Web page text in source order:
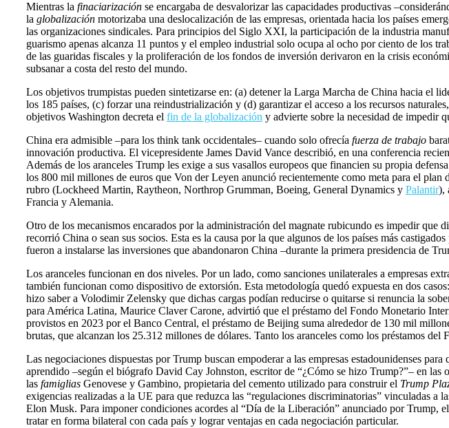
Mientras la finaciarización se encargaba de desvalorizar las capacidades productivas
la globalización motorizaba una deslocalización de las empresas, orientada hacia los países
las organizaciones sindicales. Para principios del Siglo XXI, la participación de la industria
guarismo apenas alcanza 11 puntos y el empleo industrial solo ocupa al ocho por ciento de los
de las guaridas fiscales y la proliferación de los fondos de inversión derivaron en la crisis
subsanar a costa del resto del mundo.
Los objetivos trumpistas pueden sintetizarse en: (a) detener la Larga Marcha de China hacia el
los 185 países, (c) forzar una reindustrialización y (d) garantizar el acceso a los recursos
objetivos Washington decreta el fin de la globalización y advierte sobre la necesidad de impedir
China era admisible –para los think tank occidentales– cuando solo ofrecía fuerza de trabajo
innovación productiva. El vicepresidente James David Vance describió, en una conferencia
Además de los aranceles Trump les exige a sus vasallos europeos que financien su propia
los 800 mil millones de euros que Von der Leyen anunció recientemente como meta para el plan
rubro (Lockheed Martin, Raytheon, Northrop Grumman, Boeing, General Dynamics y Palantir),
Francia y Alemania.
Otro de los mecanismos encarados por la administración del magnate rubicundo es impedir que
recorrió China o sean sus socios. Esta es la causa por la que algunos de los países más
fueron a instalarse las inversiones que abandonaron China –durante la primera presidencia de
Los aranceles funcionan en dos niveles. Por un lado, como sanciones unilaterales a empresas
también funcionan como dispositivo de extorsión. Esta metodología quedó expuesta en dos
hizo saber a Volodimir Zelensky que dichas cargas podían reducirse o quitarse si renuncia la
para América Latina, Maurice Claver Carone, advirtió que el préstamo del Fondo Monetario
provistos en 2023 por el Banco Central, el préstamo de Beijing suma alrededor de 130 mil
brutas, que alcanzan los 25.312 millones de dólares. Tanto los aranceles como los préstamos
Las negociaciones dispuestas por Trump buscan empoderar a las empresas estadounidenses
aprendido –según el biógrafo David Cay Johnston​​, escritor de “¿Cómo se hizo Trump?”– en
las famiglias Genovese y Gambino, propietaria del cemento utilizado para construir el Trump
exigencias realizadas a la UE para que reduzca las “regulaciones discriminatorias” vinculadas a
Elon Musk. Para imponer condiciones acordes al “Día de la Liberación” anunciado por Trump,
tratar en forma bilateral con cada país y lograr ventajas en cada negociación particular.